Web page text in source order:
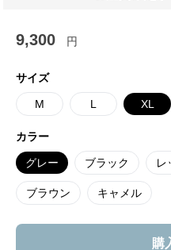
9,300 円
サイズ
M L XL
カラー
グレー ブラック レ
ブラウン キャメル
購